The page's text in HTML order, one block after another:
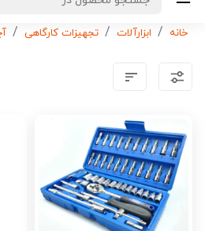
خانه ابزارآلات تجهیزات کارگاهی